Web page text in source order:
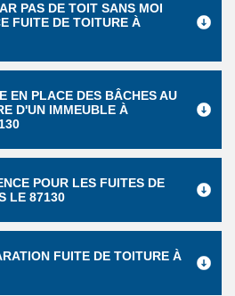
PAS DE TOIT SANS MOI
FUITE DE TOITURE À
EN PLACE DES BÂCHES AU
D'UN IMMEUBLE À
POUR LES FUITES DE
LE 87130
FUITE DE TOITURE À